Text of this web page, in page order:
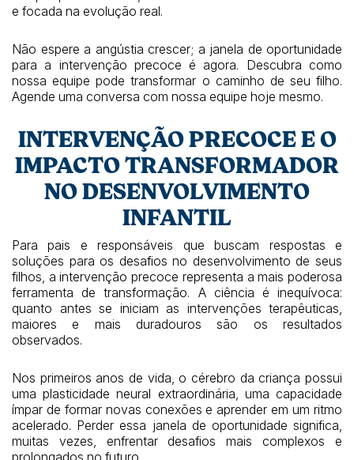
e focada na evolução real.
Não espere a angústia crescer; a janela de oportunidade
para a intervenção precoce é agora. Descubra como
nossa equipe pode transformar o caminho de seu filho.
Agende uma conversa com nossa equipe hoje mesmo.
INTERVENÇÃO PRECOCE E O
IMPACTO TRANSFORMADOR
NO DESENVOLVIMENTO
INFANTIL
Para pais e responsáveis que buscam respostas e
soluções para os desafios no desenvolvimento de seus
filhos, a intervenção precoce representa a mais poderosa
ferramenta de transformação. A ciência é inequívoca:
quanto antes se iniciam as intervenções terapêuticas,
maiores e mais duradouros são os resultados
observados.
Nos primeiros anos de vida, o cérebro da criança possui
uma plasticidade neural extraordinária, uma capacidade
ímpar de formar novas conexões e aprender em um ritmo
acelerado. Perder essa janela de oportunidade significa,
muitas vezes, enfrentar desafios mais complexos e
prolongados no futuro.